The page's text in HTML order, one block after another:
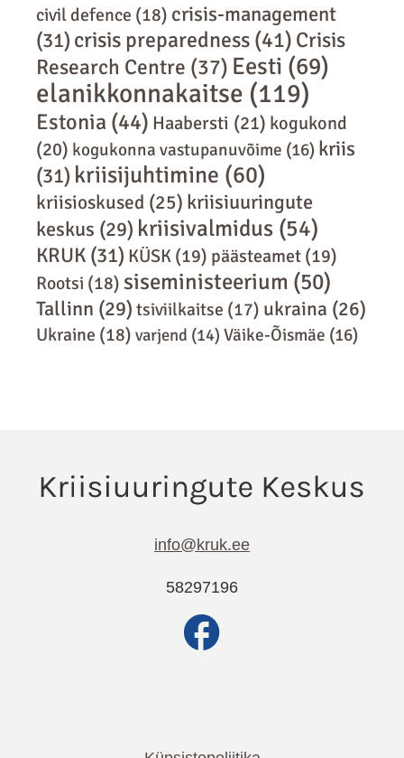
civil defence (18) crisis-management
(31) crisis preparedness (41) Crisis
Research Centre (37) Eesti (69)
elanikkonnakaitse (119)
Estonia (44) Haabersti (21) kogukond
(20) kogukonna vastupanuvõime (16) kriis
(31) kriisijuhtimine (60)
kriisioskused (25) kriisiuuringute
keskus (29) kriisivalmidus (54)
KRUK (31) KÜSK (19) päästeamet (19)
Rootsi (18) siseministeerium (50)
Tallinn (29) tsiviilkaitse (17) ukraina (26)
Ukraine (18) varjend (14) Väike-Õismäe (16)
info@kruk.ee
58297196